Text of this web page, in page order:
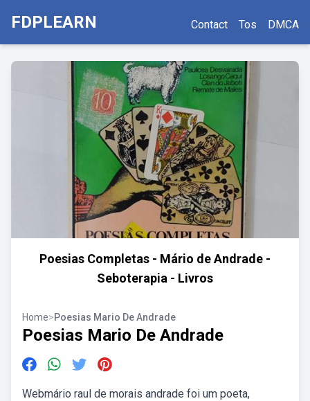
FDPLEARN Contact Tos DMCA
Poesias Completas - Mário de Andrade -
Seboterapia - Livros
Home>Poesias Mario De Andrade
Poesias Mario De Andrade
Webmário raul de morais andrade foi um poeta,